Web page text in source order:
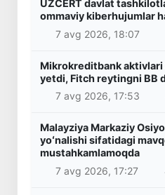
UZCERT davlat
ommaviy kiberhujumlar
7 avg 2026, 18:07
Mikrokreditbank aktivlari
yetdi, Fitch reytingni BB
7 avg 2026, 17:53
Malayziya Markaziy
yoʻnalishi sifatidagi
mustahkamlamoqda
7 avg 2026, 17:27